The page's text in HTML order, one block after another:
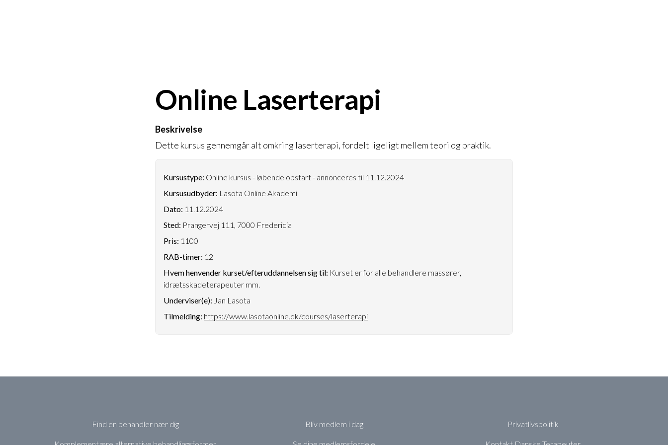
Online Laserterapi
Beskrivelse
Dette kursus gennemgår alt omkring laserterapi, fordelt ligeligt mellem teori og praktik.
Kursustype: Online kursus - løbende opstart - annonceres til 11.12.2024
Kursusudbyder: Lasota Online Akademi
Dato: 11.12.2024
Sted: Prangervej 111, 7000 Fredericia
Pris: 1100
RAB-timer: 12
Hvem henvender kurset/efteruddannelsen sig til: Kurset er for alle behandlere massører,
idrætsskadeterapeuter mm.
Underviser(e): Jan Lasota
Tilmelding: https://www.lasotaonline.dk/courses/laserterapi
Find en behandler nær dig Bliv medlem i dag Privatlivspolitik